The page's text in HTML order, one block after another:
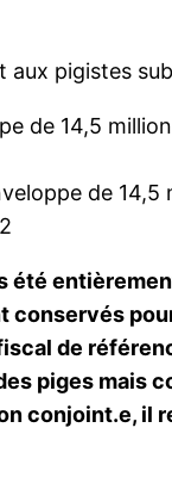
aux pigistes
de 14,5
de
été
conservés
de
des piges
conjoint.e, il